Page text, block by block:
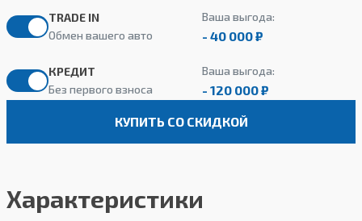
TRADE IN
Обмен вашего авто
Ваша выгода:
- 40 000 ₽
КРЕДИТ
Без первого взноса
Ваша выгода:
- 120 000 ₽
КУПИТЬ СО СКИДКОЙ
Характеристики